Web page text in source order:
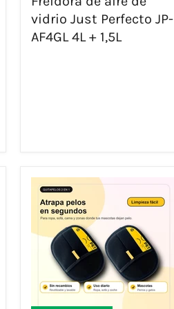
de
vidrio
Just
vidrio Just Perfecto JP-
AF4GL 4L + 1,5L